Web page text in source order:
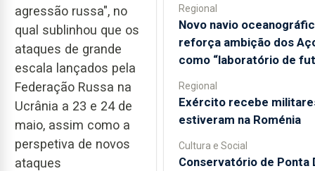
agressão russa", no
qual sublinhou que os
ataques de grande
escala lançados pela
Federação Russa na
Ucrânia a 23 e 24 de
maio, assim como a
perspetiva de novos
ataques
Regional
Novo navio
reforça ambição dos
como “laboratório de
Regional
Exército recebe
estiveram na Roménia
Cultura e Social
Conservatório de Ponta